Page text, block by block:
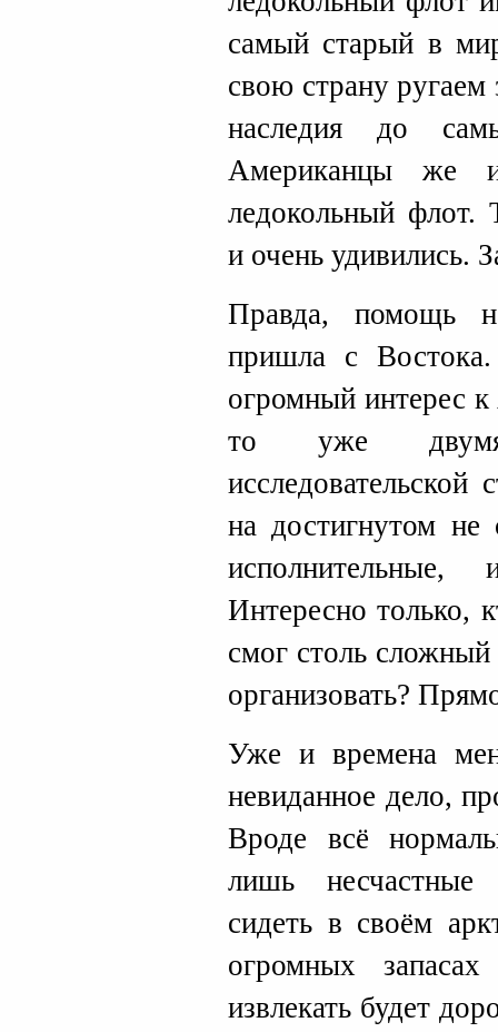
самый старый в
свою страну ругаем
наследия до
Американцы же
ледокольный флот.
и очень удивились.
Правда, помощь
пришла с
огромный интерес к
то уже двумя
исследовательской
на достигнутом
Интересно только,
смог столь
организовать?
Уже и времена
невиданное дело,
Вроде всё
лишь несчастные
сидеть в своём
огромных
извлекать будет